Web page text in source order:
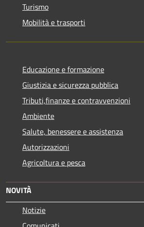
Turismo
Mobilità e trasporti
Educazione e formazione
Giustizia e sicurezza pubblica
Tributi,finanze e contravvenzioni
Ambiente
Salute, benessere e assistenza
Autorizzazioni
Agricoltura e pesca
NOVITÀ
Notizie